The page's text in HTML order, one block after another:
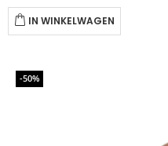
IN WINKELWAGEN
-50%